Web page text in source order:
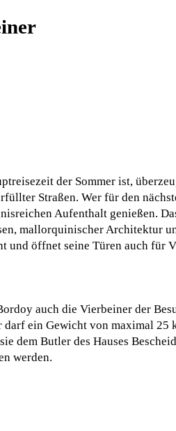
der Sommer ist,
Straßen. Wer für den
Aufenthalt genießen.
mallorquinischer Architektur
und öffnet seine Türen auch für
auch die Vierbeiner der
ein Gewicht von maximal 25
dem Butler des Hauses
werden.